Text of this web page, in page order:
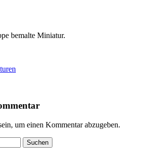
bemalte Miniatur.
um einen Kommentar abzugeben.